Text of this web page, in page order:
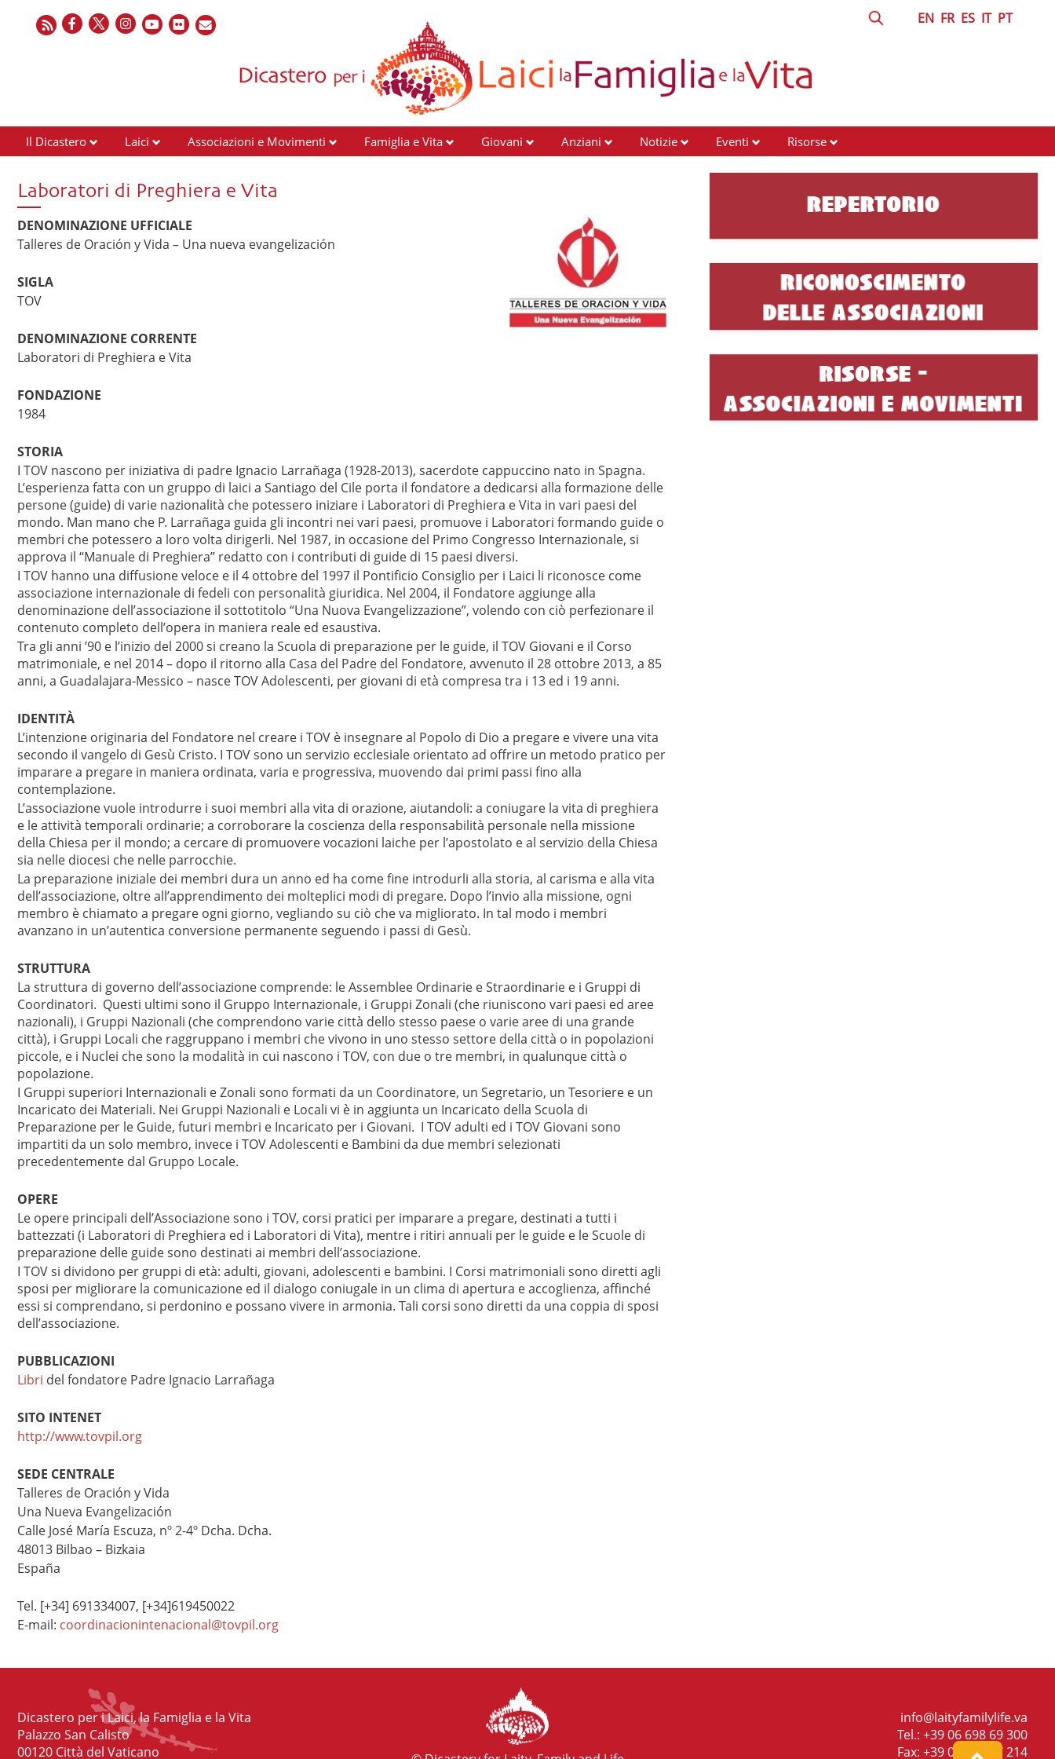
EN FR ES IT PT
Il Dicastero Laici Associazioni e Movimenti Famiglia e Vita Giovani Anziani Notizie Eventi Risorse
Laboratori di Preghiera e Vita
DENOMINAZIONE UFFICIALE
Talleres de Oración y Vida – Una nueva evangelización
SIGLA
TOV
DENOMINAZIONE CORRENTE
Laboratori di Preghiera e Vita
FONDAZIONE
1984
STORIA
I TOV nascono per iniziativa di padre Ignacio Larrañaga (1928-2013), sacerdote cappuccino nato in Spagna.
L’esperienza fatta con un gruppo di laici a Santiago del Cile porta il fondatore a dedicarsi alla formazione delle
persone (guide) di varie nazionalità che potessero iniziare i Laboratori di Preghiera e Vita in vari paesi del
mondo. Man mano che P. Larrañaga guida gli incontri nei vari paesi, promuove i Laboratori formando guide o
membri che potessero a loro volta dirigerli. Nel 1987, in occasione del Primo Congresso Internazionale, si
approva il “Manuale di Preghiera” redatto con i contributi di guide di 15 paesi diversi.
I TOV hanno una diffusione veloce e il 4 ottobre del 1997 il Pontificio Consiglio per i Laici li riconosce come
associazione internazionale di fedeli con personalità giuridica. Nel 2004, il Fondatore aggiunge alla
denominazione dell’associazione il sottotitolo “Una Nuova Evangelizzazione”, volendo con ciò perfezionare il
contenuto completo dell’opera in maniera reale ed esaustiva.
Tra gli anni ’90 e l’inizio del 2000 si creano la Scuola di preparazione per le guide, il TOV Giovani e il Corso
matrimoniale, e nel 2014 – dopo il ritorno alla Casa del Padre del Fondatore, avvenuto il 28 ottobre 2013, a 85
anni, a Guadalajara-Messico – nasce TOV Adolescenti, per giovani di età compresa tra i 13 ed i 19 anni.
IDENTITÀ
L’intenzione originaria del Fondatore nel creare i TOV è insegnare al Popolo di Dio a pregare e vivere una vita
secondo il vangelo di Gesù Cristo. I TOV sono un servizio ecclesiale orientato ad offrire un metodo pratico per
imparare a pregare in maniera ordinata, varia e progressiva, muovendo dai primi passi fino alla
contemplazione.
L’associazione vuole introdurre i suoi membri alla vita di orazione, aiutandoli: a coniugare la vita di preghiera
e le attività temporali ordinarie; a corroborare la coscienza della responsabilità personale nella missione
della Chiesa per il mondo; a cercare di promuovere vocazioni laiche per l’apostolato e al servizio della Chiesa
sia nelle diocesi che nelle parrocchie.
La preparazione iniziale dei membri dura un anno ed ha come fine introdurli alla storia, al carisma e alla vita
dell’associazione, oltre all’apprendimento dei molteplici modi di pregare. Dopo l’invio alla missione, ogni
membro è chiamato a pregare ogni giorno, vegliando su ciò che va migliorato. In tal modo i membri
avanzano in un’autentica conversione permanente seguendo i passi di Gesù.
STRUTTURA
La struttura di governo dell’associazione comprende: le Assemblee Ordinarie e Straordinarie e i Gruppi di
Coordinatori. Questi ultimi sono il Gruppo Internazionale, i Gruppi Zonali (che riuniscono vari paesi ed aree
nazionali), i Gruppi Nazionali (che comprendono varie città dello stesso paese o varie aree di una grande
città), i Gruppi Locali che raggruppano i membri che vivono in uno stesso settore della città o in popolazioni
piccole, e i Nuclei che sono la modalità in cui nascono i TOV, con due o tre membri, in qualunque città o
popolazione.
I Gruppi superiori Internazionali e Zonali sono formati da un Coordinatore, un Segretario, un Tesoriere e un
Incaricato dei Materiali. Nei Gruppi Nazionali e Locali vi è in aggiunta un Incaricato della Scuola di
Preparazione per le Guide, futuri membri e Incaricato per i Giovani. I TOV adulti ed i TOV Giovani sono
impartiti da un solo membro, invece i TOV Adolescenti e Bambini da due membri selezionati
precedentemente dal Gruppo Locale.
OPERE
Le opere principali dell’Associazione sono i TOV, corsi pratici per imparare a pregare, destinati a tutti i
battezzati (i Laboratori di Preghiera ed i Laboratori di Vita), mentre i ritiri annuali per le guide e le Scuole di
preparazione delle guide sono destinati ai membri dell’associazione.
I TOV si dividono per gruppi di età: adulti, giovani, adolescenti e bambini. I Corsi matrimoniali sono diretti agli
sposi per migliorare la comunicazione ed il dialogo coniugale in un clima di apertura e accoglienza, affinché
essi si comprendano, si perdonino e possano vivere in armonia. Tali corsi sono diretti da una coppia di sposi
dell’associazione.
PUBBLICAZIONI
Libri del fondatore Padre Ignacio Larrañaga
SITO INTENET
http://www.tovpil.org
SEDE CENTRALE
Talleres de Oración y Vida
Una Nueva Evangelización
Calle José María Escuza, nº 2-4º Dcha. Dcha.
48013 Bilbao – Bizkaia
España
Tel. [+34] 691334007, [+34]619450022
E-mail: coordinacionintenacional@tovpil.org
Dicastero per i Laici, la Famiglia e la Vita
Palazzo San Calisto
00120 Città del Vaticano
info@laityfamilylife.va
Tel.: +39 06 698 69 300
Fax: +39 06 698 87 214